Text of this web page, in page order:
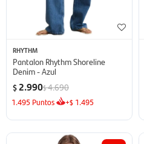
RHYTHM
Pantalon Rhythm Shoreline
Denim - Azul
$ 2.990$4.690
1.495 Puntos +$ 1.495